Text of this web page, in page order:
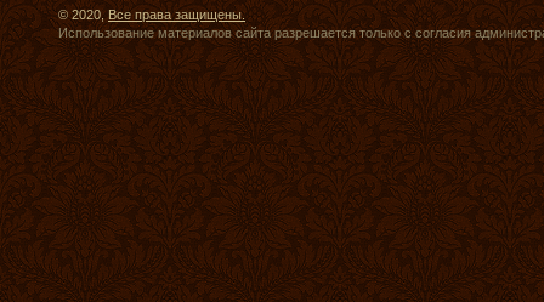
© 2020,Все права защищены.
Использование материалов сайта разрешается только с согласия